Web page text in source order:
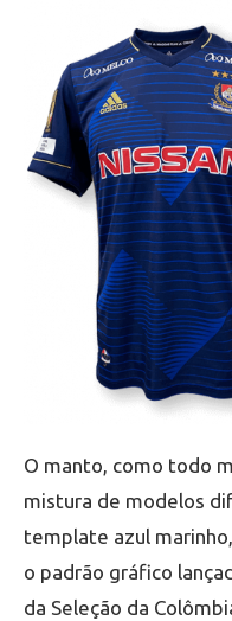
O manto, como todo
mistura de modelos
template azul
o padrão gráfico
da Seleção da